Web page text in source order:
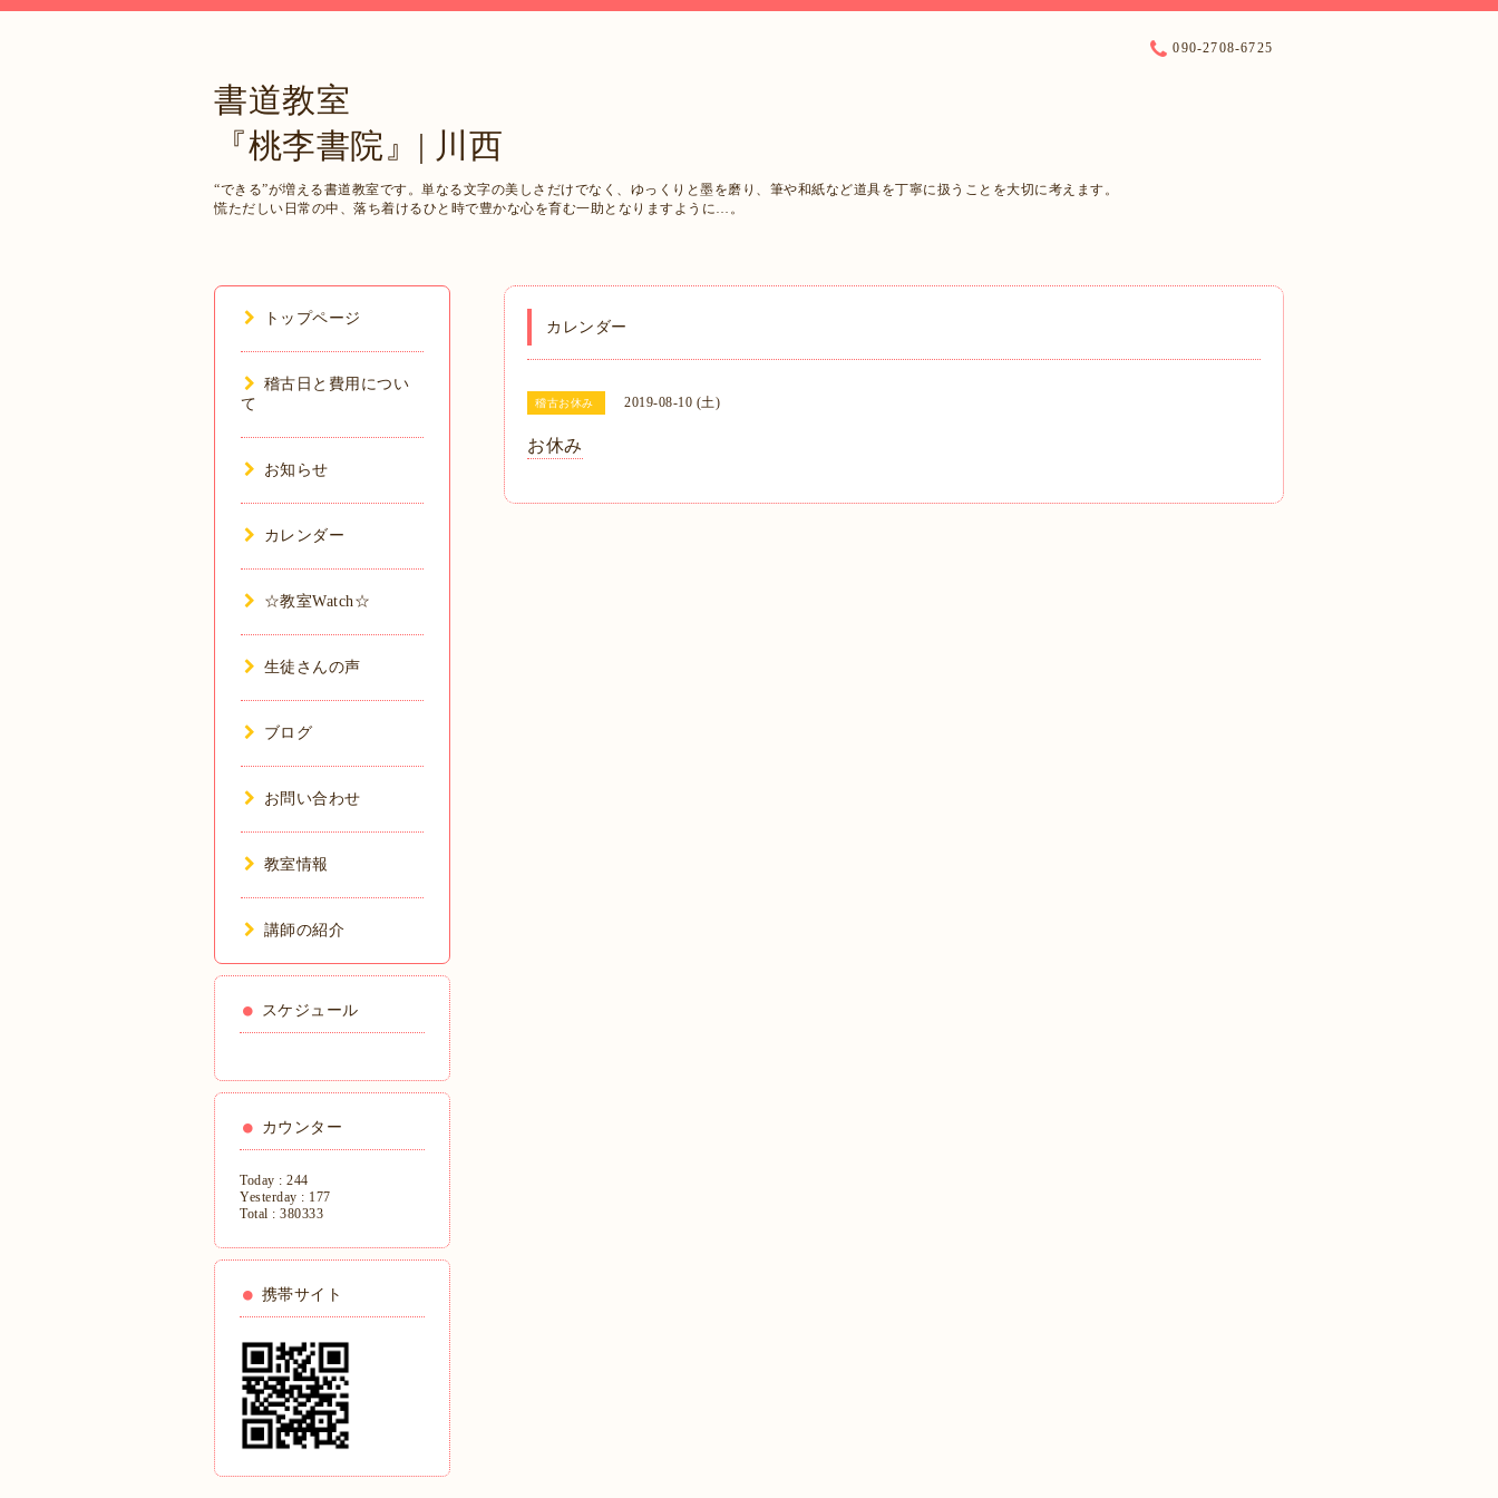
書道教室
『桃李書院』| 川西
“できる”が増える書道教室です。単なる文字の美しさだけでなく、ゆっくりと墨を磨り、筆や和紙など道具を丁寧に扱うことを大切に考えます。
慌ただしい日常の中、落ち着けるひと時で豊かな心を育む一助となりますように…。
090-2708-6725
カレンダー
稽古お休み 2019-08-10 (土)
お休み
トップページ
稽古日と費用につい
て
お知らせ
カレンダー
☆教室Watch☆
生徒さんの声
ブログ
お問い合わせ
教室情報
講師の紹介
スケジュール
カウンター
Today : 244
Yesterday : 177
Total : 380333
携帯サイト